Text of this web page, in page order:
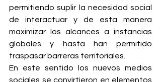
permitiendo suplir la necesidad social
de interactuar y de esta manera
maximizar los alcances a instancias
globales y hasta han permitido
traspasar barreras territoriales.
En este sentido los nuevos medios
sociales se convirtieron en elementos